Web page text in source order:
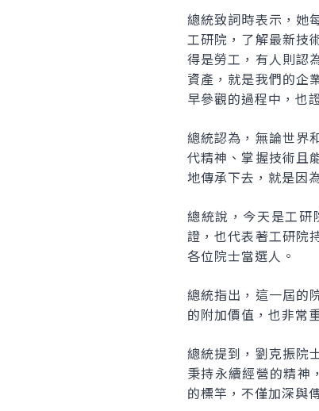
總統致詞時表示，她
工研院，了解最新技
得是勞工，有人則認
資產，就是我們的企
早參觀的過程中，也
總統認為，無論世界
代精神、掌握技術且
地傳承下去，就是因
總統說，今天是工
證，也代表著工研院
各位院士當選人。
總統指出，這一屆的
的附加價值，也非常
總統提到，劉克振院
秉持永續經營的精神
的標竿，不僅加深與